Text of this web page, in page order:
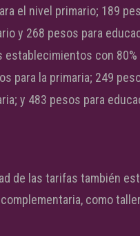
el nivel primario; 189
y 268 pesos para
establecimientos con
para la primaria; 249
y 483 pesos para
de las tarifas también
como